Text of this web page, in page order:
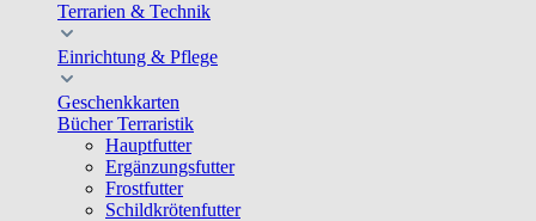
Terrarien & Technik
Einrichtung & Pflege
Geschenkkarten
Bücher Terraristik
Hauptfutter
Ergänzungsfutter
Frostfutter
Schildkrötenfutter